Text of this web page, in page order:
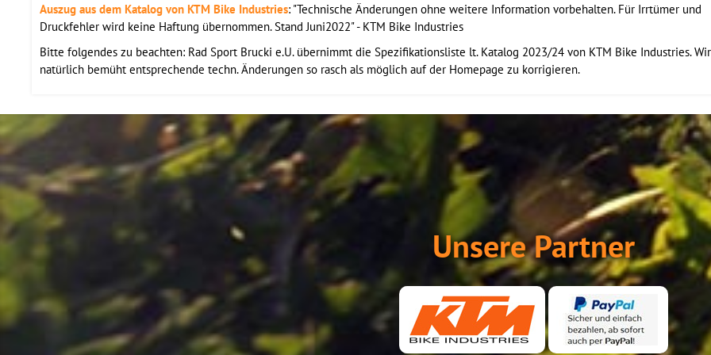
Auszug aus dem Katalog von KTM Bike Industries: "Technische Änderungen ohne weitere Information vorbehalten. Für Irrtümer und
Druckfehler wird keine Haftung übernommen. Stand Juni2022" - KTM Bike Industries
Bitte folgendes zu beachten: Rad Sport Brucki e.U. übernimmt die Spezifikationsliste lt. Katalog 2023/24 von KTM Bike Industries.
natürlich bemüht entsprechende techn. Änderungen so rasch als möglich auf der Homepage zu korrigieren.
Unsere Partner